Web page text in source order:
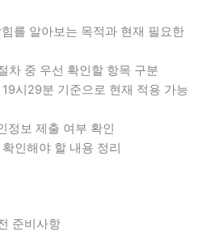
를 알아보는 목적과 현재 필요한
차 중 우선 확인할 항목 구분
시29분 기준으로 현재 적용 가능
정보 제출 여부 확인
인해야 할 내용 정리
준비사항